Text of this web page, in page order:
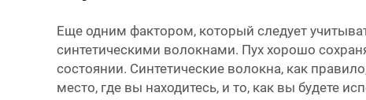
Еще одним фактором, который следует
синтетическими волокнами. Пух хорошо
состоянии. Синтетические волокна, как
место, где вы находитесь, и то, как вы будете